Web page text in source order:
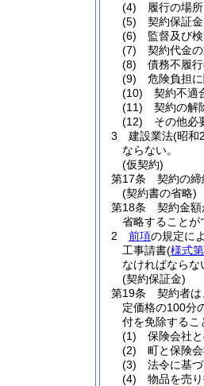
(4)
履行の場所
(5)
契約保証
(6)
監督及び
(7)
契約代金
(8)
債務不履
(9)
危険負担
(10)
契約不適
(11)
契約の解
(12)
その他必
3
建設業法(昭和
ならない。
(仮契約)
第17条
契約の締
(契約書の省略)
第18条
契約金額
省略することが
2
前項の規定に
工事請書(様式
なければならな
(契約保証金)
第19条
契約者
定価格の100分
付を免除するこ
(1)
保険会社
(2)
町と保険
(3)
法令に基
(4)
物品を売